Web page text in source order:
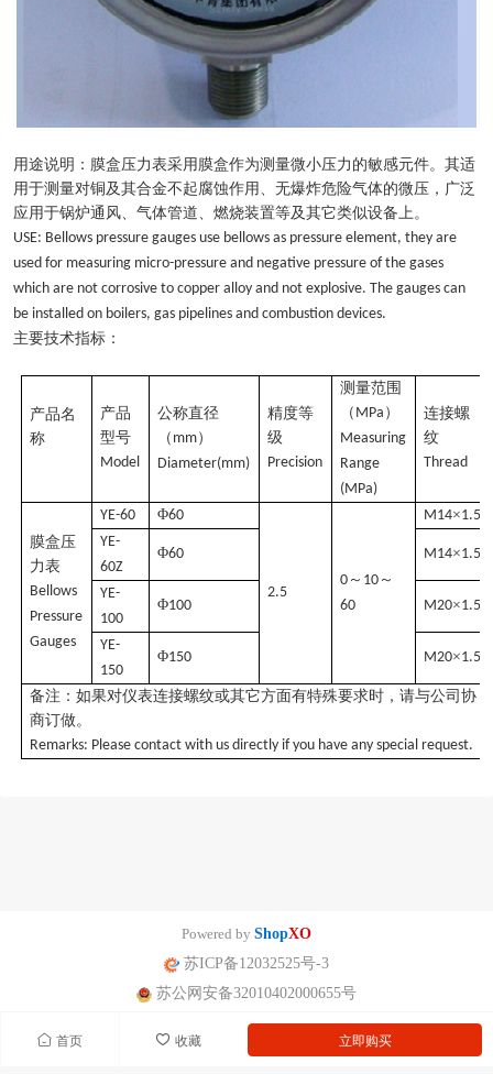
首页 收藏 立即购买
用途说明：膜盒压力表采用膜盒作为测量微小压力的敏感元件。其适
用于测量对铜及其合金不起腐蚀作用、无爆炸危险气体的微压，广泛
应用于锅炉通风、气体管道、燃烧装置等及其它类似设备上。
USE: Bellows pressure gauges use bellows as pressure element, they are
used for measuring micro-pressure and negative pressure of the gases
which are not corrosive to copper alloy and not explosive. The gauges can
be installed on boilers, gas pipelines and combustion devices.
主要技术指标：
产品名
称
产品
型号
Model
公称直径
（ mm）
Diameter(mm)
精度等
级
Precision
测量范围
（ MPa ）
Measuring
Range
(MPa)
连接螺
纹
Thread
膜盒压
力表
Bellows
Pressure
Gauges
YE-60 Φ60
2.5
0 ～ 10 ～
60
M14×1.5
YE-
60Z
Φ60 M14×1.5
YE-
100
Φ100 M20×1.5
YE-
150
Φ150 M20×1.5
备注：如果对仪表连接螺纹或其它方面有特殊要求时，请与公司协
商订做。
Remarks: Please contact with us directly if you have any special request.
Powered by ShopXO
苏ICP备12032525号-3
苏公网安备32010402000655号